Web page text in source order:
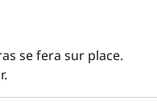
se fera sur place.